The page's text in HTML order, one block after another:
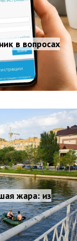
в вопросах
жара: из